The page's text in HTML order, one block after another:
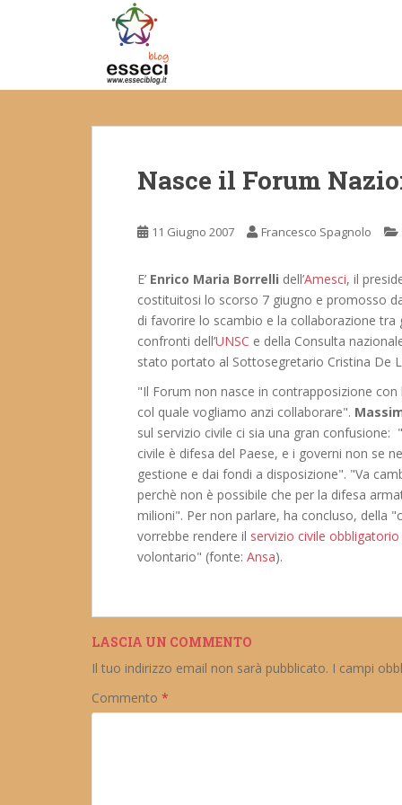
t
Nasce il Forum
11 Giugno 2007 Francesco Spagnolo
E’ Enrico Maria Borrelli dell’Amesci, il
costituitosi lo scorso 7 giugno e promosso
di favorire lo scambio e la collaborazione
confronti dell’UNSC e della Consulta
stato portato al Sottosegretario Cristina De
"Il Forum non nasce in contrapposizione con
col quale vogliamo anzi collaborare".
sul servizio civile ci sia una gran
civile è difesa del Paese, e i governi non se
gestione e dai fondi a disposizione". "Va
perchè non è possibile che per la difesa
milioni". Per non parlare, ha concluso, della
vorrebbe rendere il servizio civile obbligatorio
volontario" (fonte: Ansa).
LASCIA UN COMMENTO
Il tuo indirizzo email non sarà pubblicato. I campi
Commento *